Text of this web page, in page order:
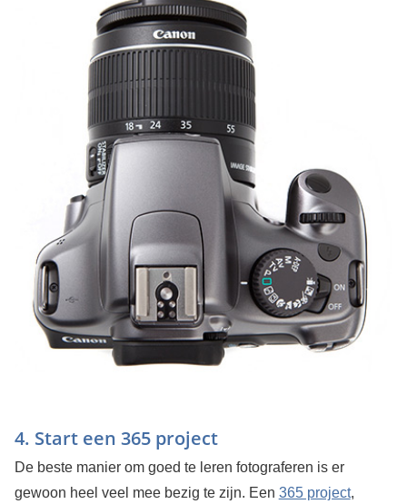
4. Start een 365 project
De beste manier om goed te leren fotograferen is er
gewoon heel veel mee bezig te zijn. Een 365 project,